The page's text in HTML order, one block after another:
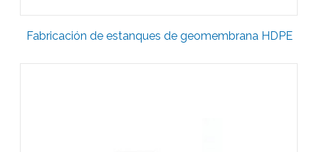
Fabricación de estanques de geomembrana HDPE